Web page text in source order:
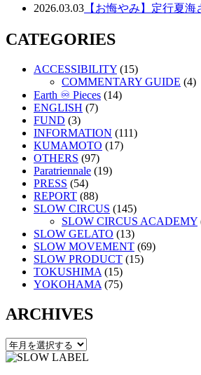
2026.03.03 【お悔やみ】定行夏
CATEGORIES
ACCESSIBILITY (15)
COMMENTARY GUIDE (4)
Earth ♾️ Pieces (14)
ENGLISH (7)
FUND (3)
INFORMATION (111)
KUMAMOTO (17)
OTHERS (97)
Paratriennale (19)
PRESS (54)
REPORT (88)
SLOW CIRCUS (145)
SLOW CIRCUS ACADEMY
SLOW GELATO (13)
SLOW MOVEMENT (69)
SLOW PRODUCT (15)
TOKUSHIMA (15)
YOKOHAMA (75)
ARCHIVES